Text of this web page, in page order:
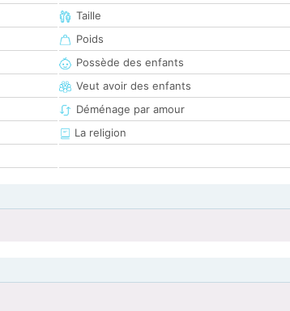
Taille
Poids
Possède des enfants
Veut avoir des enfants
Déménage par amour
La religion